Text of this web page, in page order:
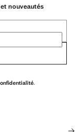
nouveautés
.